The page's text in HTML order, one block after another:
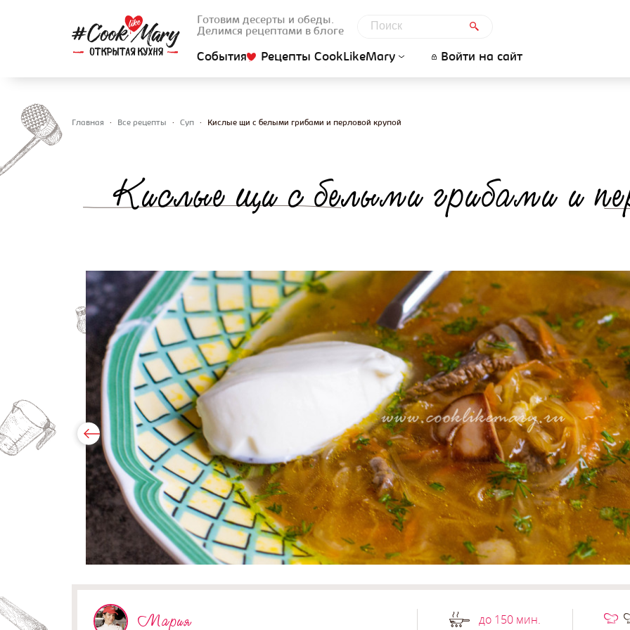
Готовим десерты и обеды.
Делимся рецептами в блоге
События Рецепты CookLikeMary Войти на сайт
Главная • Все рецепты • Суп • Кислые щи с белыми грибами и перловой крупой
Кислые щи с белыми грибами и
Мария до 150 мин.